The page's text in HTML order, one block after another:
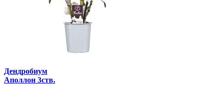
Дендробиум
Аполлон 3ств.